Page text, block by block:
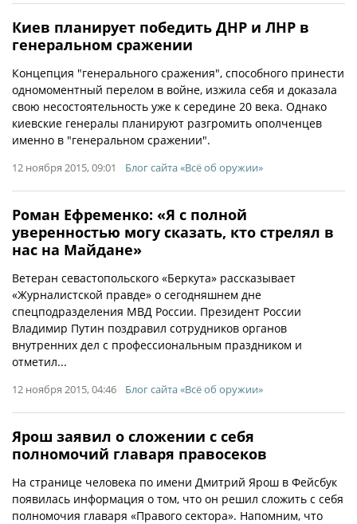
Киев планирует победить ДНР и ЛНР в
генеральном сражении
Концепция "генерального сражения", способного принести
одномоментный перелом в войне, изжила себя и доказала
свою несостоятельность уже к середине 20 века. Однако
киевские генералы планируют разгромить ополченцев
именно в "генеральном сражении".
12 ноября 2015, 09:01 Блог сайта «Всё об оружии»
Роман Ефременко: «Я с полной
уверенностью могу сказать, кто стрелял в
нас на Майдане»
Ветеран севастопольского «Беркута» рассказывает
«Журналистской правде» о сегодняшнем дне
спецподразделения МВД России. Президент России
Владимир Путин поздравил сотрудников органов
внутренних дел с профессиональным праздником и
отметил...
12 ноября 2015, 04:46 Блог сайта «Всё об оружии»
Ярош заявил о сложении с себя
полномочий главаря правосеков
На странице человека по имени Дмитрий Ярош в Фейсбук
появилась информация о том, что он решил сложить с себя
полномочия главаря «Правого сектора». Напомним, что